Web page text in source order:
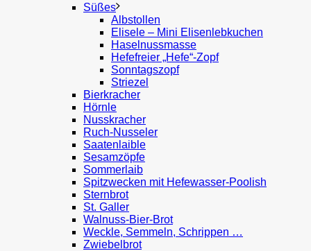
Süßes
Albstollen
Elisele – Mini Elisenlebkuchen
Haselnussmasse
Hefefreier „Hefe“-Zopf
Sonntagszopf
Striezel
Bierkracher
Hörnle
Nusskracher
Ruch-Nusseler
Saatenlaible
Sesamzöpfe
Sommerlaib
Spitzwecken mit Hefewasser-Poolish
Sternbrot
St. Galler
Walnuss-Bier-Brot
Weckle, Semmeln, Schrippen …
Zwiebelbrot